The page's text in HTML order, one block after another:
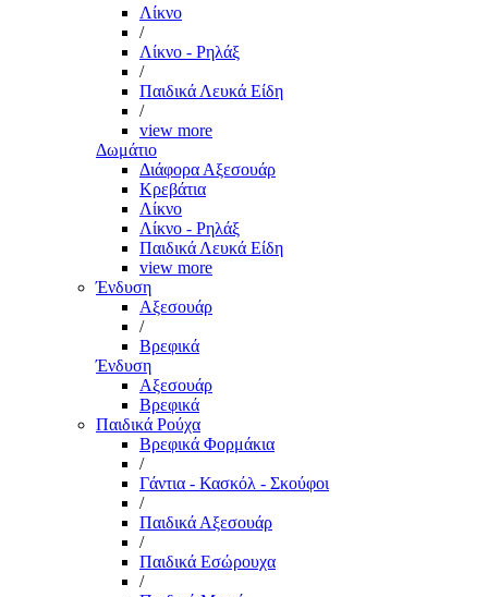
Λίκνο
/
Λίκνο - Ρηλάξ
/
Παιδικά Λευκά Είδη
/
view more
Δωμάτιο
Διάφορα Αξεσουάρ
Κρεβάτια
Λίκνο
Λίκνο - Ρηλάξ
Παιδικά Λευκά Είδη
view more
Ένδυση
Αξεσουάρ
/
Βρεφικά
Ένδυση
Αξεσουάρ
Βρεφικά
Παιδικά Ρούχα
Βρεφικά Φορμάκια
/
Γάντια - Κασκόλ - Σκούφοι
/
Παιδικά Αξεσουάρ
/
Παιδικά Εσώρουχα
/